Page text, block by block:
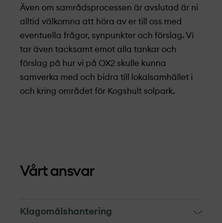
Även om samrådsprocessen är avslutad är ni
alltid välkomna att höra av er till oss med
eventuella frågor, synpunkter och förslag. Vi
tar även tacksamt emot alla tankar och
förslag på hur vi på OX2 skulle kunna
samverka med och bidra till lokalsamhället i
och kring området för Kogshult solpark.
Vårt ansvar
Klagomålshantering